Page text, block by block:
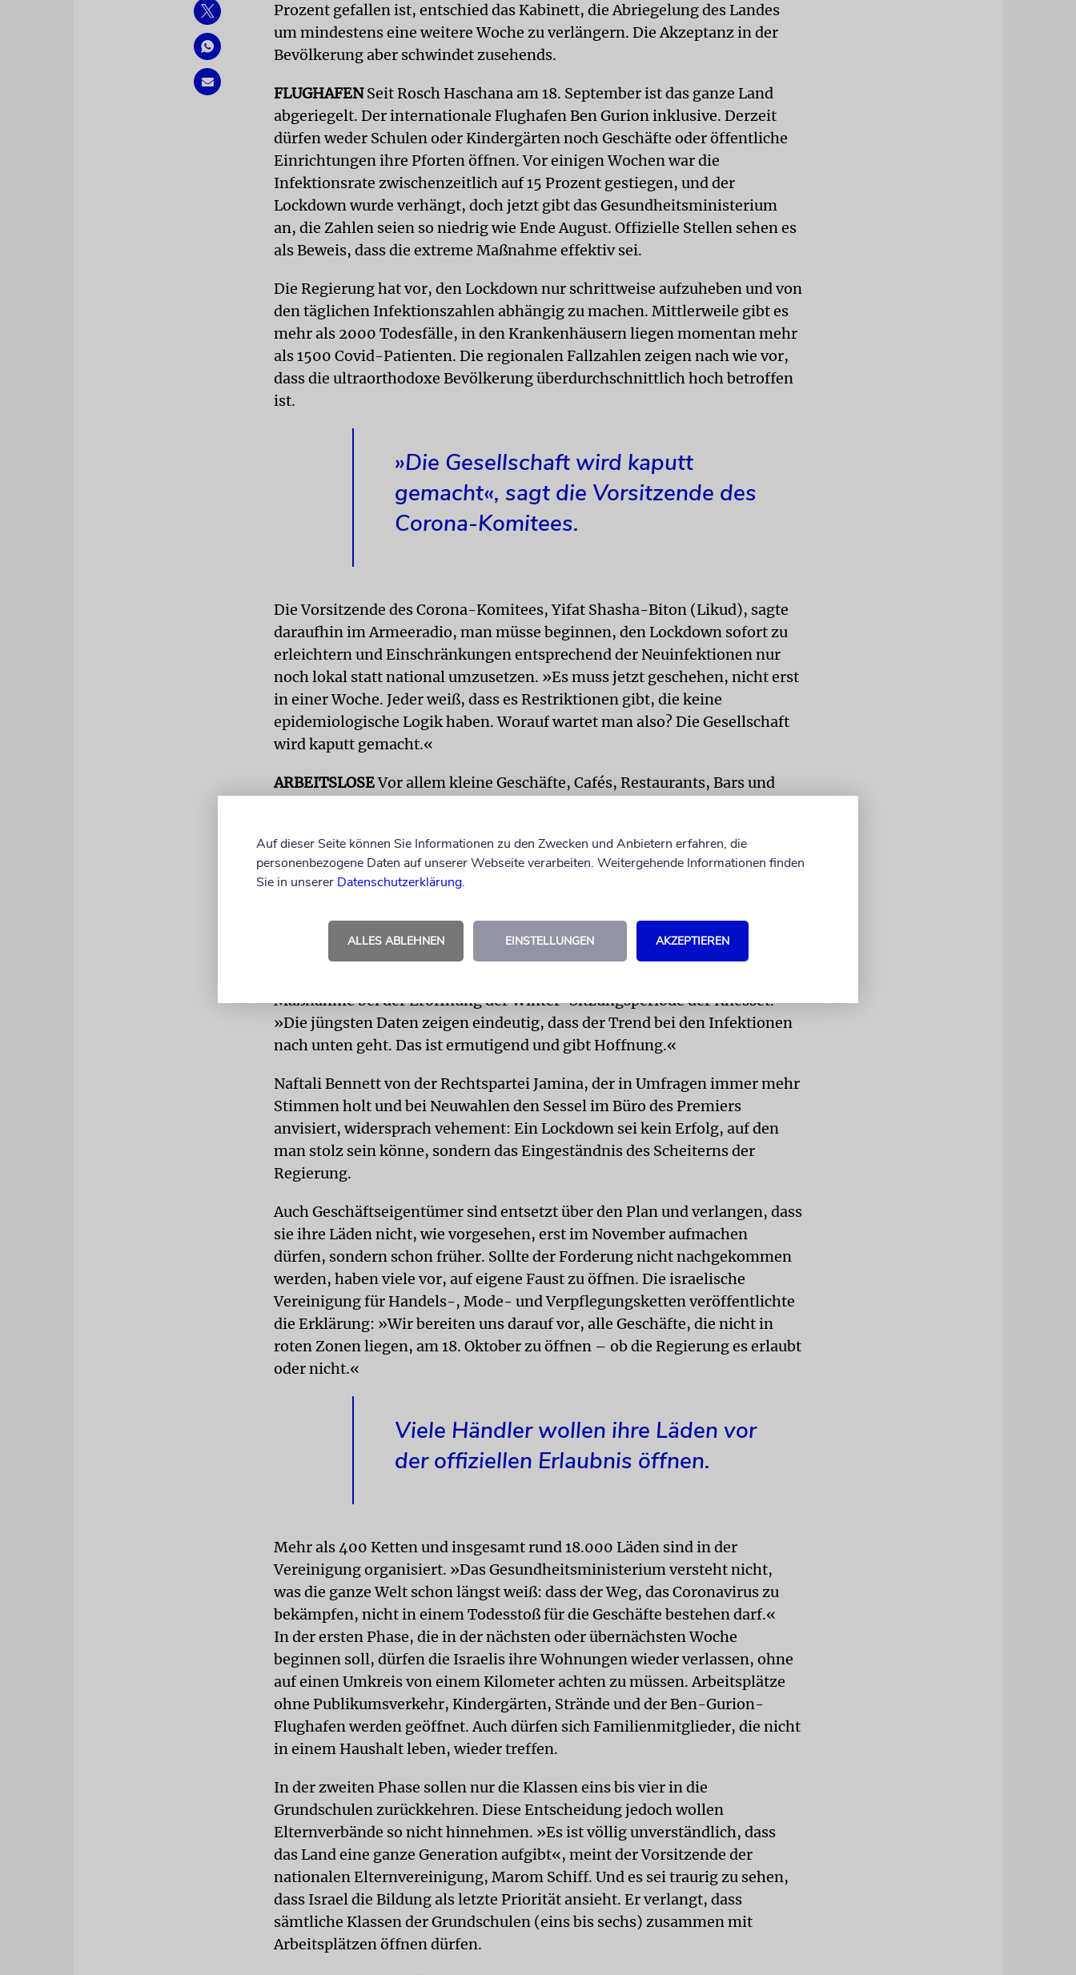
Prozent gefallen ist, entschied das Kabinett, die Abriegelung des Landes
um mindestens eine weitere Woche zu verlängern. Die Akzeptanz in der
Bevölkerung aber schwindet zusehends.
FLUGHAFENSeit Rosch Haschana am 18. September ist das ganze Land
abgeriegelt. Der internationale Flughafen Ben Gurion inklusive. Derzeit
dürfen weder Schulen oder Kindergärten noch Geschäfte oder öffentliche
Einrichtungen ihre Pforten öffnen. Vor einigen Wochen war die
Infektionsrate zwischenzeitlich auf 15 Prozent gestiegen, und der
Lockdown wurde verhängt, doch jetzt gibt das Gesundheitsministerium
an, die Zahlen seien so niedrig wie Ende August. Offizielle Stellen sehen es
als Beweis, dass die extreme Maßnahme effektiv sei.
Die Regierung hat vor, den Lockdown nur schrittweise aufzuheben und von
den täglichen Infektionszahlen abhängig zu machen. Mittlerweile gibt es
mehr als 2000 Todesfälle, in den Krankenhäusern liegen momentan mehr
als 1500 Covid-Patienten. Die regionalen Fallzahlen zeigen nach wie vor,
dass die ultraorthodoxe Bevölkerung überdurchschnittlich hoch betroffen
ist.
»Die Gesellschaft wird kaputt
gemacht«, sagt die Vorsitzende des
Corona-Komitees.
Die Vorsitzende des Corona-Komitees, Yifat Shasha-Biton (Likud), sagte
daraufhin im Armeeradio, man müsse beginnen, den Lockdown sofort zu
erleichtern und Einschränkungen entsprechend der Neuinfektionen nur
noch lokal statt national umzusetzen. »Es muss jetzt geschehen, nicht erst
in einer Woche. Jeder weiß, dass es Restriktionen gibt, die keine
epidemiologische Logik haben. Worauf wartet man also? Die Gesellschaft
wird kaputt gemacht.«
ARBEITSLOSEVor allem kleine Geschäfte, Cafés, Restaurants, Bars und
liegt die Arbeitslosenquote derzeit bei 25 Prozent. Jede weitere Woche
kostet die Nation rund 2,25 Milliarden Euro, warnt die Bank of Israel.
Phasen vorsieht, in denen verschiedene Industriezweige oder
Einrichtungen geöffnet werden. Viele bezeichnen ihn jedoch als
Maßnahme bei der Eröffnung der Winter-Sitzungsperiode der Knesset.
»Die jüngsten Daten zeigen eindeutig, dass der Trend bei den Infektionen
nach unten geht. Das ist ermutigend und gibt Hoffnung.«
Naftali Bennett von der Rechtspartei Jamina, der in Umfragen immer mehr
Stimmen holt und bei Neuwahlen den Sessel im Büro des Premiers
anvisiert, widersprach vehement: Ein Lockdown sei kein Erfolg, auf den
man stolz sein könne, sondern das Eingeständnis des Scheiterns der
Regierung.
Auch Geschäftseigentümer sind entsetzt über den Plan und verlangen, dass
sie ihre Läden nicht, wie vorgesehen, erst im November aufmachen
dürfen, sondern schon früher. Sollte der Forderung nicht nachgekommen
werden, haben viele vor, auf eigene Faust zu öffnen. Die israelische
Vereinigung für Handels-, Mode- und Verpflegungsketten veröffentlichte
die Erklärung: »Wir bereiten uns darauf vor, alle Geschäfte, die nicht in
roten Zonen liegen, am 18. Oktober zu öffnen – ob die Regierung es erlaubt
oder nicht.«
Viele Händler wollen ihre Läden vor
der offiziellen Erlaubnis öffnen.
Mehr als 400 Ketten und insgesamt rund 18.000 Läden sind in der
Vereinigung organisiert. »Das Gesundheitsministerium versteht nicht,
was die ganze Welt schon längst weiß: dass der Weg, das Coronavirus zu
bekämpfen, nicht in einem Todesstoß für die Geschäfte bestehen darf.«
In der ersten Phase, die in der nächsten oder übernächsten Woche
beginnen soll, dürfen die Israelis ihre Wohnungen wieder verlassen, ohne
auf einen Umkreis von einem Kilometer achten zu müssen. Arbeitsplätze
ohne Publikumsverkehr, Kindergärten, Strände und der Ben-Gurion-
Flughafen werden geöffnet. Auch dürfen sich Familienmitglieder, die nicht
in einem Haushalt leben, wieder treffen.
In der zweiten Phase sollen nur die Klassen eins bis vier in die
Grundschulen zurückkehren. Diese Entscheidung jedoch wollen
Elternverbände so nicht hinnehmen. »Es ist völlig unverständlich, dass
das Land eine ganze Generation aufgibt«, meint der Vorsitzende der
nationalen Elternvereinigung, Marom Schiff. Und es sei traurig zu sehen,
dass Israel die Bildung als letzte Priorität ansieht. Er verlangt, dass
sämtliche Klassen der Grundschulen (eins bis sechs) zusammen mit
Arbeitsplätzen öffnen dürfen.
Auf dieser Seite können Sie Informationen zu den Zwecken und Anbietern erfahren, die
personenbezogene Daten auf unserer Webseite verarbeiten. Weitergehende Informationen finden
Sie in unserer Datenschutzerklärung.
ALLES ABLEHNEN EINSTELLUNGEN AKZEPTIEREN